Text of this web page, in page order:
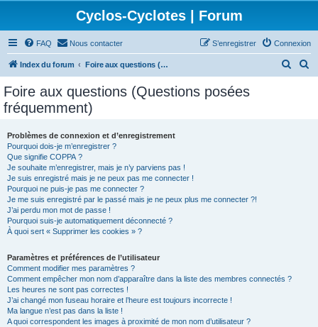
Cyclos-Cyclotes | Forum
FAQ Nous contacter Connexion
S’enregistrer
Index du forum Foire aux questions (Questions posées fréquemment)
Foire aux questions (Questions posées
fréquemment)
Problèmes de connexion et d’enregistrement
Pourquoi dois-je m’enregistrer ?
Que signifie COPPA ?
Je souhaite m’enregistrer, mais je n’y parviens pas !
Je suis enregistré mais je ne peux pas me connecter !
Pourquoi ne puis-je pas me connecter ?
Je me suis enregistré par le passé mais je ne peux plus me connecter ?!
J’ai perdu mon mot de passe !
Pourquoi suis-je automatiquement déconnecté ?
À quoi sert « Supprimer les cookies » ?
Paramètres et préférences de l’utilisateur
Comment modifier mes paramètres ?
Comment empêcher mon nom d’apparaître dans la liste des membres connectés ?
Les heures ne sont pas correctes !
J’ai changé mon fuseau horaire et l’heure est toujours incorrecte !
Ma langue n’est pas dans la liste !
A quoi correspondent les images à proximité de mon nom d’utilisateur ?